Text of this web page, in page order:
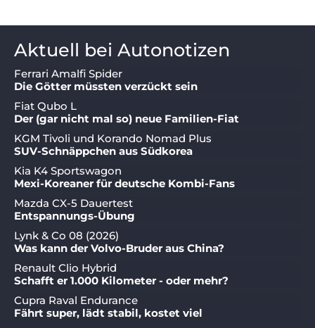
Aktuell bei Autonotizen
Ferrari Amalfi Spider
Die Götter müssten verzückt sein
Fiat Qubo L
Der (gar nicht mal so) neue Familien-Fiat
KGM Tivoli und Korando Nomad Plus
SUV-Schnäppchen aus Südkorea
Kia K4 Sportswagon
Mexi-Koreaner für deutsche Kombi-Fans
Mazda CX-5 Dauertest
Entspannungs-Übung
Lynk & Co 08 (2026)
Was kann der Volvo-Bruder aus China?
Renault Clio Hybrid
Schafft er 1.000 Kilometer - oder mehr?
Cupra Raval Endurance
Fährt super, lädt stabil, kostet viel